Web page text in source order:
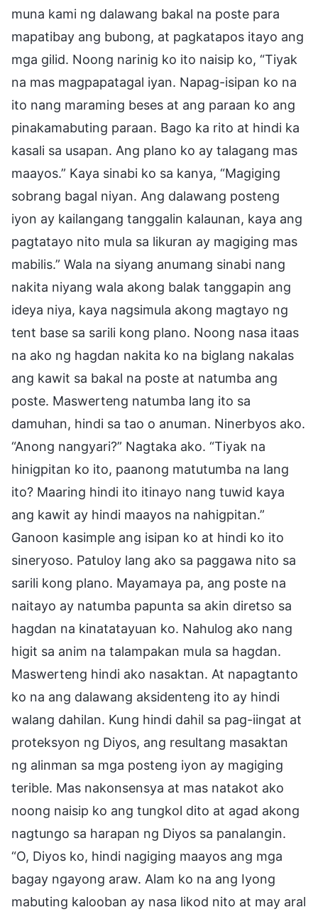
muna kami ng dalawang bakal na poste para
mapatibay ang bubong, at pagkatapos itayo ang
mga gilid. Noong narinig ko ito naisip ko, “Tiyak
na mas magpapatagal iyan. Napag-isipan ko na
ito nang maraming beses at ang paraan ko ang
pinakamabuting paraan. Bago ka rito at hindi ka
kasali sa usapan. Ang plano ko ay talagang mas
maayos.” Kaya sinabi ko sa kanya, “Magiging
sobrang bagal niyan. Ang dalawang posteng
iyon ay kailangang tanggalin kalaunan, kaya ang
pagtatayo nito mula sa likuran ay magiging mas
mabilis.” Wala na siyang anumang sinabi nang
nakita niyang wala akong balak tanggapin ang
ideya niya, kaya nagsimula akong magtayo ng
tent base sa sarili kong plano. Noong nasa itaas
na ako ng hagdan nakita ko na biglang nakalas
ang kawit sa bakal na poste at natumba ang
poste. Maswerteng natumba lang ito sa
damuhan, hindi sa tao o anuman. Ninerbyos ako.
“Anong nangyari?” Nagtaka ako. “Tiyak na
hinigpitan ko ito, paanong matutumba na lang
ito? Maaring hindi ito itinayo nang tuwid kaya
ang kawit ay hindi maayos na nahigpitan.”
Ganoon kasimple ang isipan ko at hindi ko ito
sineryoso. Patuloy lang ako sa paggawa nito sa
sarili kong plano. Mayamaya pa, ang poste na
naitayo ay natumba papunta sa akin diretso sa
hagdan na kinatatayuan ko. Nahulog ako nang
higit sa anim na talampakan mula sa hagdan.
Maswerteng hindi ako nasaktan. At napagtanto
ko na ang dalawang aksidenteng ito ay hindi
walang dahilan. Kung hindi dahil sa pag-iingat at
proteksyon ng Diyos, ang resultang masaktan
ng alinman sa mga posteng iyon ay magiging
terible. Mas nakonsensya at mas natakot ako
noong naisip ko ang tungkol dito at agad akong
nagtungo sa harapan ng Diyos sa panalangin.
“O, Diyos ko, hindi nagiging maayos ang mga
bagay ngayong araw. Alam ko na ang Iyong
mabuting kalooban ay nasa likod nito at may aral